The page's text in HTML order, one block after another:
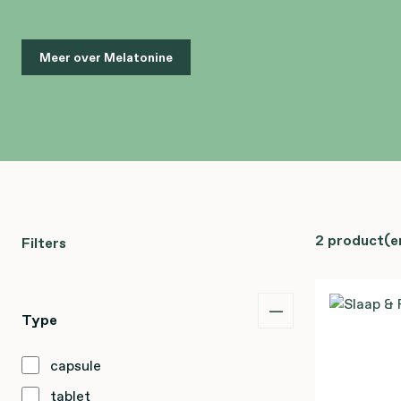
Meer over Melatonine
Filters
Type
capsule
tablet
2